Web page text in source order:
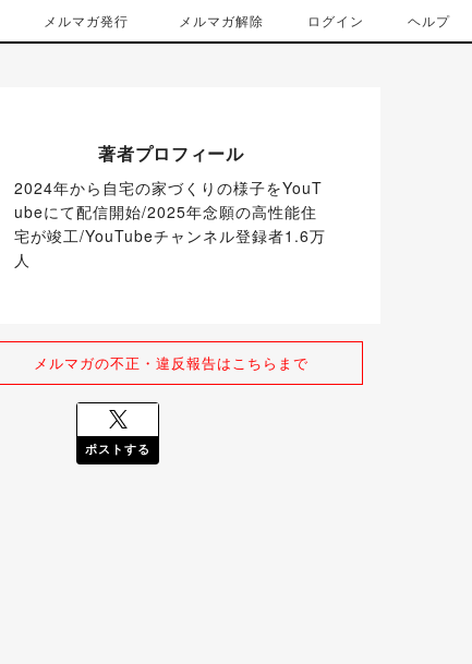
メルマガ発行 メルマガ解除 ログイン ヘルプ
著者プロフィール
2024年から自宅の家づくりの様子をYouT
ubeにて配信開始/2025年念願の高性能住
宅が竣工/YouTubeチャンネル登録者1.6万
人
メルマガの不正・違反報告はこちらまで
ポストする